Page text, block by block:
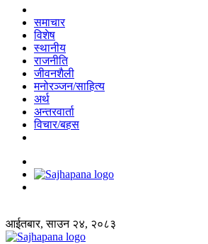
समाचार
विशेष
स्थानीय
राजनीति
जीवनशैली
मनोरञ्जन/साहित्य
अर्थ
अन्तरवार्ता
विचार/बहस
आईतबार, साउन २४, २०८३